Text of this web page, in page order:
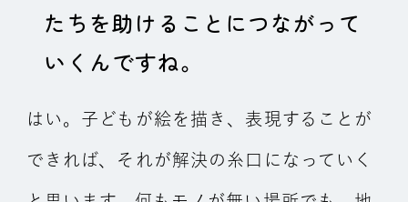
たちを助けることにつながって
いくんですね。
はい。子どもが絵を描き、表現することが
できれば、それが解決の糸口になっていく